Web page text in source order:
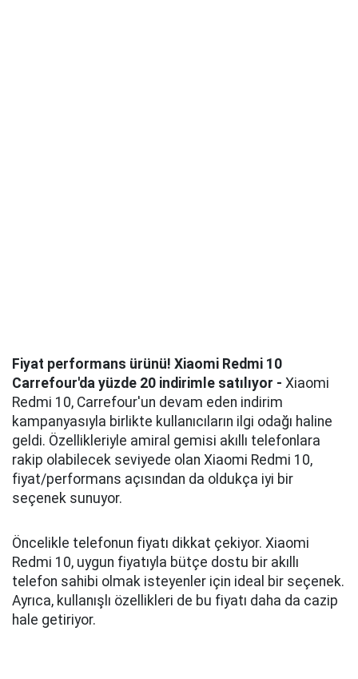
Fiyat performans ürünü! Xiaomi Redmi 10
Carrefour'da yüzde 20 indirimle satılıyor - Xiaomi
Redmi 10, Carrefour'un devam eden indirim
kampanyasıyla birlikte kullanıcıların ilgi odağı haline
geldi. Özellikleriyle amiral gemisi akıllı telefonlara
rakip olabilecek seviyede olan Xiaomi Redmi 10,
fiyat/performans açısından da oldukça iyi bir
seçenek sunuyor.
Öncelikle telefonun fiyatı dikkat çekiyor. Xiaomi
Redmi 10, uygun fiyatıyla bütçe dostu bir akıllı
telefon sahibi olmak isteyenler için ideal bir seçenek.
Ayrıca, kullanışlı özellikleri de bu fiyatı daha da cazip
hale getiriyor.